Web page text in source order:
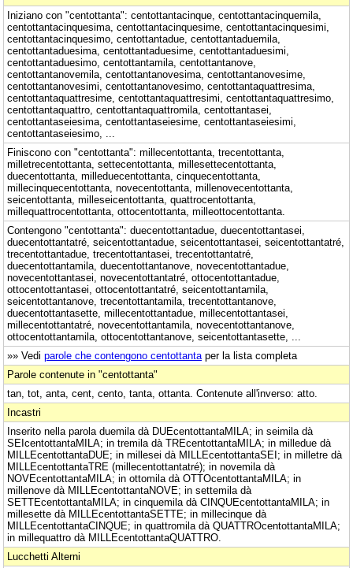
Iniziano con "centottanta": centottantacinque, centottantacinquemila,
centottantacinquesima, centottantacinquesime, centottantacinquesimi,
centottantacinquesimo, centottantadue, centottantaduemila,
centottantaduesima, centottantaduesime, centottantaduesimi,
centottantaduesimo, centottantamila, centottantanove,
centottantanovemila, centottantanovesima, centottantanovesime,
centottantanovesimi, centottantanovesimo, centottantaquattresima,
centottantaquattresime, centottantaquattresimi, centottantaquattresimo,
centottantaquattro, centottantaquattromila, centottantasei,
centottantaseiesima, centottantaseiesime, centottantaseiesimi,
centottantaseiesimo, ...
Finiscono con "centottanta": millecentottanta, trecentottanta,
milletrecentottanta, settecentottanta, millesettecentottanta,
duecentottanta, milleduecentottanta, cinquecentottanta,
millecinquecentottanta, novecentottanta, millenovecentottanta,
seicentottanta, milleseicentottanta, quattrocentottanta,
millequattrocentottanta, ottocentottanta, milleottocentottanta.
Contengono "centottanta": duecentottantadue, duecentottantasei,
duecentottantatré, seicentottantadue, seicentottantasei, seicentottantatré,
trecentottantadue, trecentottantasei, trecentottantatré,
duecentottantamila, duecentottantanove, novecentottantadue,
novecentottantasei, novecentottantatré, ottocentottantadue,
ottocentottantasei, ottocentottantatré, seicentottantamila,
seicentottantanove, trecentottantamila, trecentottantanove,
duecentottantasette, millecentottantadue, millecentottantasei,
millecentottantatré, novecentottantamila, novecentottantanove,
ottocentottantamila, ottocentottantanove, seicentottantasette, ...
»» Vedi parole che contengono centottanta per la lista completa
Parole contenute in "centottanta"
tan, tot, anta, cent, cento, tanta, ottanta. Contenute all'inverso: atto.
Incastri
Inserito nella parola duemila dà DUEcentottantaMILA; in seimila dà
SEIcentottantaMILA; in tremila dà TREcentottantaMILA; in milledue dà
MILLEcentottantaDUE; in millesei dà MILLEcentottantaSEI; in milletre dà
MILLEcentottantaTRE (millecentottantatré); in novemila dà
NOVEcentottantaMILA; in ottomila dà OTTOcentottantaMILA; in
millenove dà MILLEcentottantaNOVE; in settemila dà
SETTEcentottantaMILA; in cinquemila dà CINQUEcentottantaMILA; in
millesette dà MILLEcentottantaSETTE; in millecinque dà
MILLEcentottantaCINQUE; in quattromila dà QUATTROcentottantaMILA;
in millequattro dà MILLEcentottantaQUATTRO.
Lucchetti Alterni